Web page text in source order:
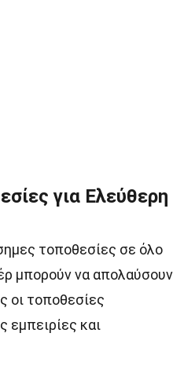
για Ελεύθερη
τοποθεσίες σε όλο
μπορούν να απολαύσουν
οι τοποθεσίες
εμπειρίες και